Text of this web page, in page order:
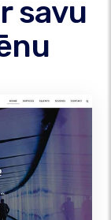
savu